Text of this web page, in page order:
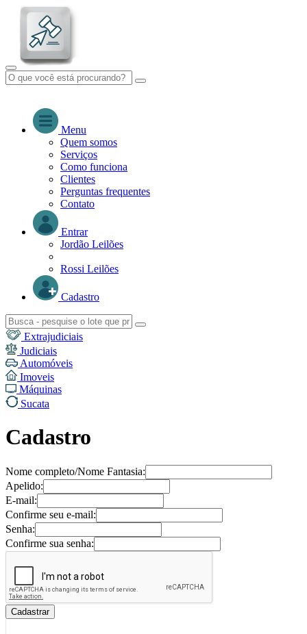
Menu
Quem somos
Serviços
Como funciona
Clientes
Perguntas frequentes
Contato
Entrar
Jordão Leilões
Rossi Leilões
Cadastro
Extrajudiciais
Judiciais
Automóveis
Imoveis
Máquinas
Sucata
Cadastro
Nome completo/Nome Fantasia:
Apelido:
E-mail:
Confirme seu e-mail:
Senha:
Confirme sua senha: